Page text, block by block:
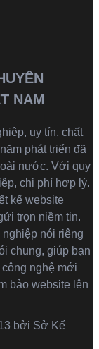
NAM
uy tín, chất
phát triển đã
nước. Với quy
chi phí hợp lý.
kế website
trọn niềm tin.
nói riêng
chung, giúp bạn
nghệ mới
bảo website lên
bởi Sở Kế